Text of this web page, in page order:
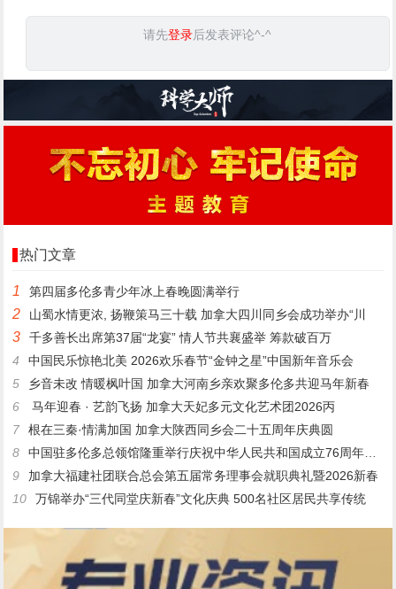
请先登录后发表评论^-^
热门文章
1 第四届多伦多青少年冰上春晚圆满举行
2 山蜀水情更浓, 扬鞭策马三十载 加拿大四川同乡会成功举办“川
3
千多善长出席第37届“龙宴” 情人节共襄盛举 筹款破百万
4
中国民乐惊艳北美 2026欢乐春节“金钟之星”中国新年音乐会
5
乡音未改 情暖枫叶国 加拿大河南乡亲欢聚多伦多共迎马年新春
6
马年迎春 · 艺韵飞扬 加拿大天妃多元文化艺术团2026丙
7
根在三秦·情满加国 加拿大陕西同乡会二十五周年庆典圆
8
中国驻多伦多总领馆隆重举行庆祝中华人民共和国成立76周年暨中
9
加拿大福建社团联合总会第五届常务理事会就职典礼暨2026新春
10
万锦举办“三代同堂庆新春”文化庆典 500名社区居民共享传统